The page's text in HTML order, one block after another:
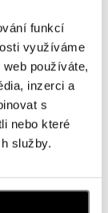
funkcí
využíváme
používáte,
inzerci a
s
nebo které
služby.